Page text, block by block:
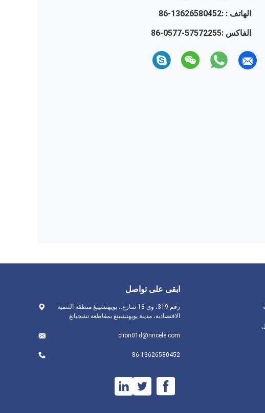
الهاتف : :86-13626580452
الفاكس :86-0577-57572255
ابقى على تواصل
رقم 319، وي 18 شارع.، يويهتشينغ منطقة التنمية
الاقتصادية، مدينة يويهتشينغ بمقاطعة تشجيانغ
clion01d@nncele.com
86-13626580452